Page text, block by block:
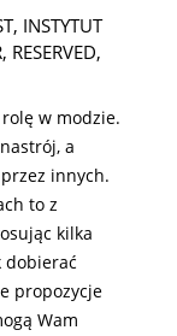
, INSTYTUT
, RESERVED,
w modzie.
a
innych.
to z
kilka
dobierać
propozycje
Wam